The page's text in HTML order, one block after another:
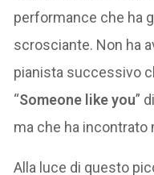
performance che ha
scrosciante. Non ha
pianista successivo
“Someone like you”
ma che ha incontrato
Alla luce di questo